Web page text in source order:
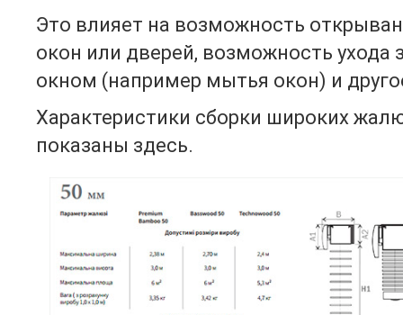
Это влияет на возможность
окон или дверей, возможность ухода
окном (например мытья окон) и
Характеристики сборки широких
показаны здесь.